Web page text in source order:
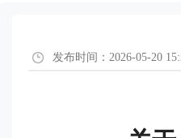
发布时间：2026-05-20